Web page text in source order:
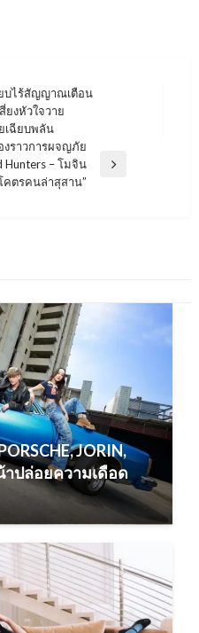
ยบไร้สัญญาณเตือน
ยงหัวใจวาย
เฉียบพลัน
งราวการผจญภัย
Hunters – โมจิน
คตรคนล่าสุสาน”
JORIN,
าปล่อยความเดือด